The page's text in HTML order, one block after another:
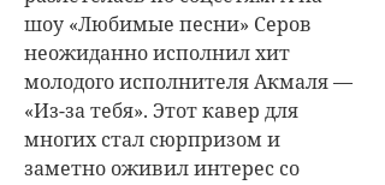
шоу «Любимые песни» Серов
неожиданно исполнил хит
молодого исполнителя Акмаля —
«Из-за тебя». Этот кавер для
многих стал сюрпризом и
заметно оживил интерес со